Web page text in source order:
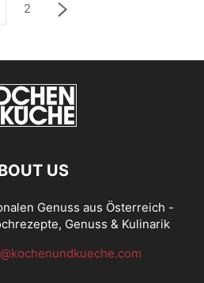
2
US
Genuss aus Österreich -
Genuss & Kulinarik